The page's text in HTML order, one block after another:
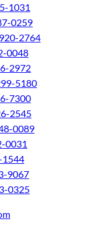
1031
0259
2764
0048
2972
5180
7300
2545
0089
0031
9067
0325